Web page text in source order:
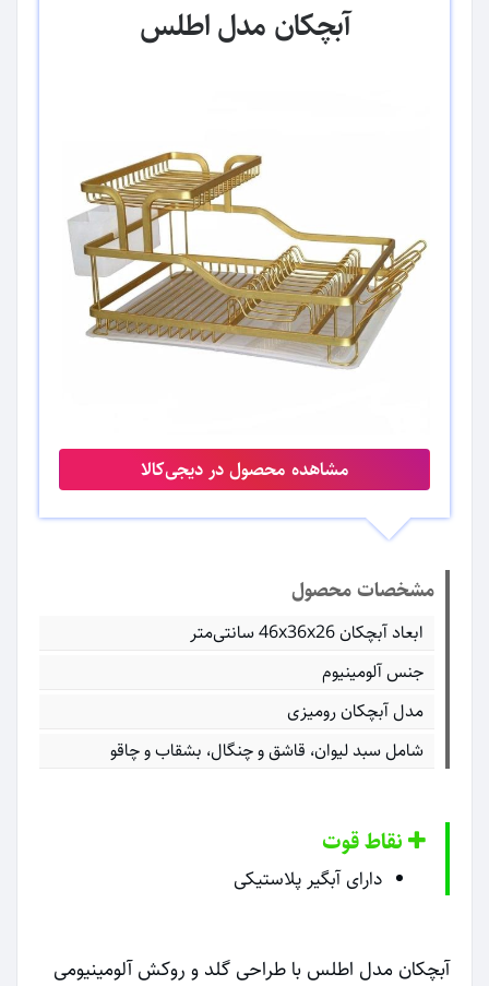
آبچکان مدل اطلس
مشاهده محصول در دیجی‌کالا
مشخصات محصول
ابعاد آبچکان 46x36x26 سانتی‌متر
جنس آلومینیوم
مدل آبچکان رومیزی
شامل سبد لیوان، قاشق و چنگال، بشقاب و چاقو
نقاط قوت
دارای آبگیر پلاستیکی
آبچکان مدل اطلس با طراحی گلد و روکش آلومینیومی